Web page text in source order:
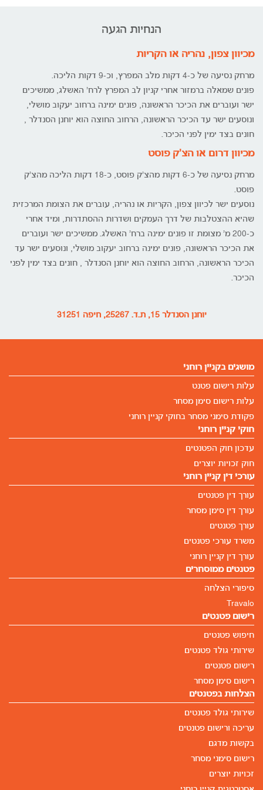
הנחיות הגעה
מכיוון צפון, נהריה או הקריות
מרחק נסיעה של כ-4 דקות מלב המפרץ, וכ-9 דקות הליכה.
פונים שמאלה ברמזור אחרי קניון לב המפרץ לרח' האשלג, ממשיכים
ישר ועוברים את הכיכר הראשונה, פונים ימינה ברחוב יעקוב מושלי,
ונוסעים ישר עד הכיכר הראשונה, הרחוב החוצה הוא יוחנן הסנדלר ,
חונים בצד ימין לפני הכיכר.
מכיוון דרום או הצ'ק פוסט
מרחק נסיעה של כ-6 דקות מהצ'ק פוסט, כ-18 דקות הליכה מהצ'ק
פוסט.
נוסעים ישר לכיוון צפון, הקריות או נהריה, עוברים את הצומת המרכזית
שהיא ההצטלבות של דרך העמקים ושדרות ההסתדרות, ומיד אחרי
כ-200 מ' מצומת זו פונים ימינה ברח' האשלג. ממשיכים ישר ועוברים
את הכיכר הראשונה, פונים ימינה ברחוב יעקוב מושלי, ונוסעים ישר עד
הכיכר הראשונה, הרחוב החוצה הוא יוחנן הסנדלר , חונים בצד ימין לפני
הכיכר.
יוחנן הסנדלר 15, ת.ד. 25267, חיפה 31251
מושגים בקניין רוחני
עלות רישום פטנט
עלות רישום סימן מסחר
פקודת סימני מסחר בחוקי קניין רוחני
חוקי קניין רוחני
עדכון חוק הפטנטים
חוק זכויות יוצרים
עורכי דין קניין רוחני
עורך דין פטנטים
עורך דין סימן מסחר
עורך פטנטים
משרד עורכי פטנטים
עורך דין קניין רוחני
פטנטים ממוסחרים
סיפורי הצלחה
Travalo
רישום פטנטים
חיפוש פטנטים
שירותי גולד פטנטים
רישום פטנטים
רישום סימן מסחר
הצלחות בפטנטים
שירותי גולד פטנטים
עריכה ורישום פטנטים
בקשות מדגם
רישום סימני מסחר
זכויות יוצרים